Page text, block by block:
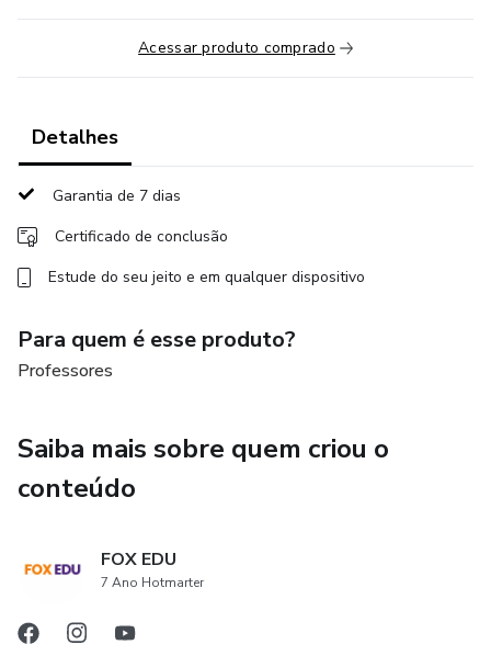
Acessar produto comprado
Detalhes
Garantia de 7 dias
Certificado de conclusão
Estude do seu jeito e em qualquer dispositivo
Para quem é esse produto?
Professores
Saiba mais sobre quem criou o
conteúdo
FOX EDU
7 Ano Hotmarter